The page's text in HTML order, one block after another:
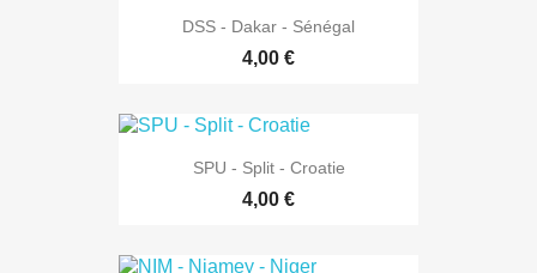
DSS - Dakar - Sénégal
4,00 €
SPU - Split - Croatie
4,00 €